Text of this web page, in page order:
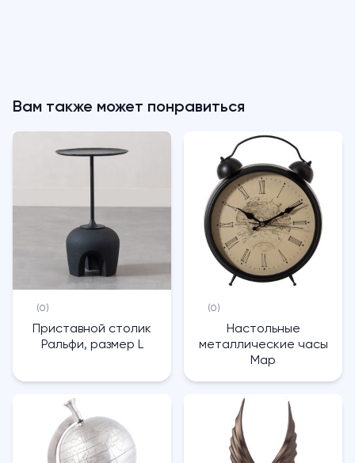
Вам также может понравиться
(0)
Приставной столик
Ральфи, размер L
(0)
Настольные
металлические часы
Map